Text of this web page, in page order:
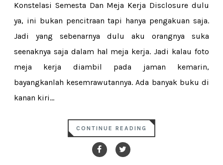
Konstelasi Semesta Dan Meja Kerja Disclosure dulu
ya, ini bukan pencitraan tapi hanya pengakuan saja.
Jadi yang sebenarnya dulu aku orangnya suka
seenaknya saja dalam hal meja kerja. Jadi kalau foto
meja kerja diambil pada jaman kemarin,
bayangkanlah kesemrawutannya. Ada banyak buku di
kanan kiri...
CONTINUE READING